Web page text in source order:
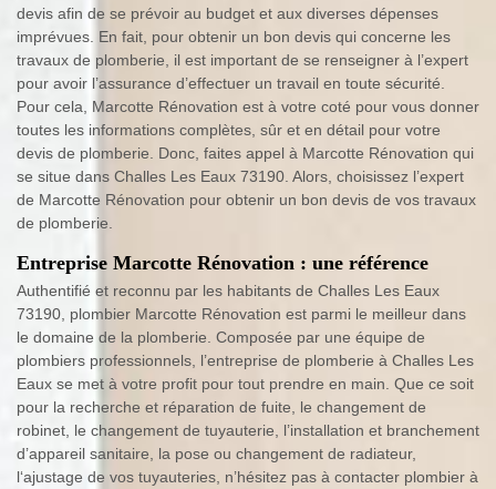
devis afin de se prévoir au budget et aux diverses dépenses
imprévues. En fait, pour obtenir un bon devis qui concerne les
travaux de plomberie, il est important de se renseigner à l’expert
pour avoir l’assurance d’effectuer un travail en toute sécurité.
Pour cela, Marcotte Rénovation est à votre coté pour vous donner
toutes les informations complètes, sûr et en détail pour votre
devis de plomberie. Donc, faites appel à Marcotte Rénovation qui
se situe dans Challes Les Eaux 73190. Alors, choisissez l’expert
de Marcotte Rénovation pour obtenir un bon devis de vos travaux
de plomberie.
Entreprise Marcotte Rénovation : une référence
Authentifié et reconnu par les habitants de Challes Les Eaux
73190, plombier Marcotte Rénovation est parmi le meilleur dans
le domaine de la plomberie. Composée par une équipe de
plombiers professionnels, l’entreprise de plomberie à Challes Les
Eaux se met à votre profit pour tout prendre en main. Que ce soit
pour la recherche et réparation de fuite, le changement de
robinet, le changement de tuyauterie, l’installation et branchement
d’appareil sanitaire, la pose ou changement de radiateur,
l‘ajustage de vos tuyauteries, n’hésitez pas à contacter plombier à